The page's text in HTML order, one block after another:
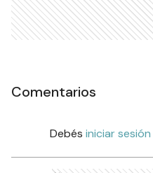
Comentarios
Debés iniciar sesión